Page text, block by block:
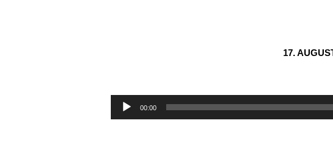
17.
Audio-
Player
00:00